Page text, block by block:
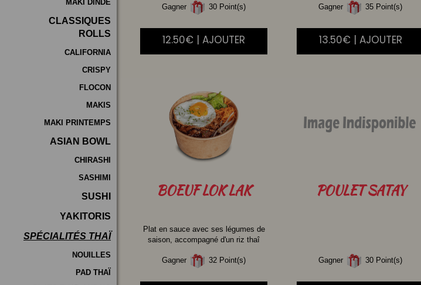
de
MAKI DINDE
CLASSIQUES
ROLLS
CALIFORNIA
CRISPY
FLOCON
MAKIS
MAKI PRINTEMPS
ASIAN BOWL
CHIRASHI
SASHIMI
SUSHI
YAKITORIS
SPÉCIALITÉS THAÏ
NOUILLES
PAD THAÏ
Gagner 30 Point(s)
12.50€ | AJOUTER
Gagner 35 Point(s)
13.50€ | AJOUTER
BOEUFLOK LAK
Plat en sauce avec ses légumes de
saison, accompagné d'un riz thaî
Gagner 32 Point(s)
POULETSATAY
Gagner 30 Point(s)